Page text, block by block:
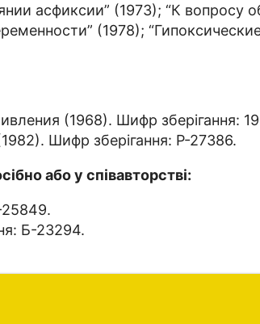
асфиксии” (1973); “К вопросу
(1978);
(1968). Шифр зберігання:
Шифр зберігання: Р-27386.
або у співавторстві:
25849.
Б-23294.